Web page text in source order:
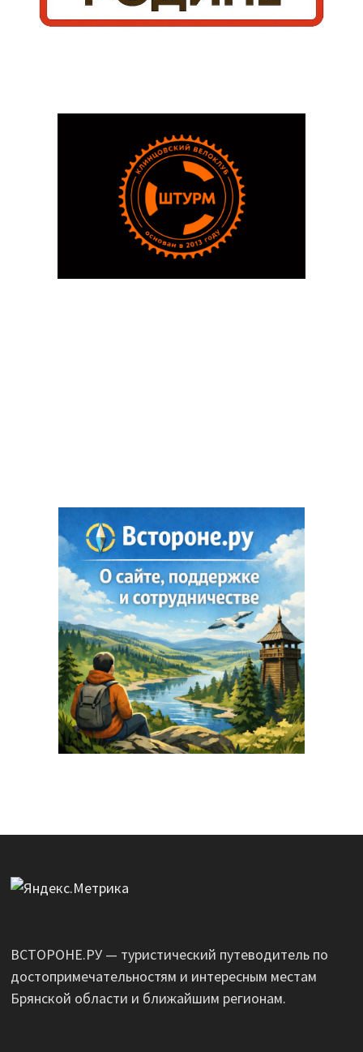
ВСТОРОНЕ.РУ — туристический путеводитель по
достопримечательностям и интересным местам
Брянской области и ближайшим регионам.